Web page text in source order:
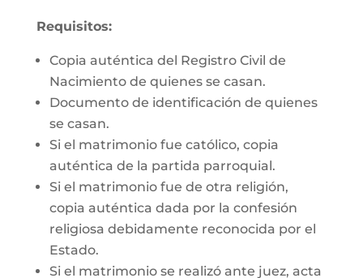
Requisitos:
Copia auténtica del Registro Civil de
Nacimiento de quienes se casan.
Documento de identificación de quienes
se casan.
Si el matrimonio fue católico, copia
auténtica de la partida parroquial.
Si el matrimonio fue de otra religión,
copia auténtica dada por la confesión
religiosa debidamente reconocida por el
Estado.
Si el matrimonio se realizó ante juez, acta